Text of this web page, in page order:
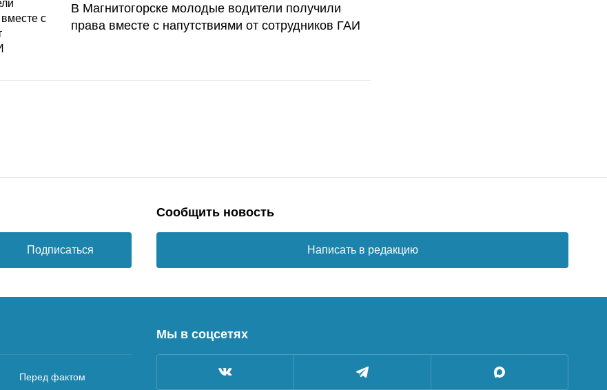
В Магнитогорске молодые водители получили
права вместе с напутствиями от сотрудников ГАИ
Подписаться
Сообщить новость
Написать в редакцию
Перед фактом
Мы в соцсетях